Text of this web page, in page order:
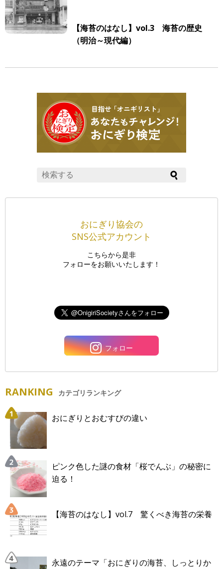
【海苔のはなし】vol.3 海苔の歴史
（明治～現代編）
おにぎり協会の
SNS公式アカウント
こちらから是非
フォローをお願いいたします！
フォロー
RANKING カテゴリランキング
おにぎりとおむすびの違い
ピンク色した謎の食材「桜でんぶ」の秘密に
迫る！
【海苔のはなし】vol.7 驚くべき海苔の栄養
永遠のテーマ「おにぎりの海苔、しっとりか